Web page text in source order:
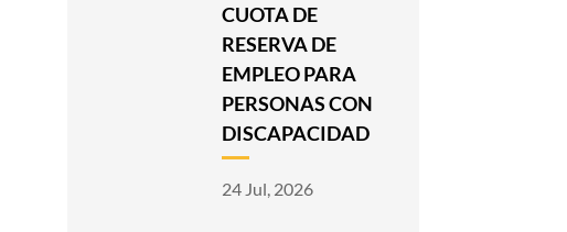
CUOTA DE
RESERVA DE
EMPLEO PARA
PERSONAS CON
DISCAPACIDAD
24 Jul, 2026